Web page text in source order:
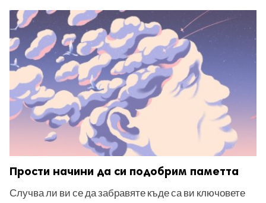
Прости начини да си подобрим паметта
Случва ли ви се да забравяте къде са ви ключовете